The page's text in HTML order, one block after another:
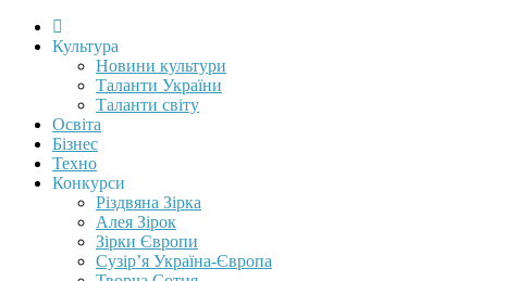
Культура
Новини культури
Таланти України
Таланти світу
Освіта
Бізнес
Техно
Конкурси
Різдвяна Зірка
Алея Зірок
Зірки Європи
Сузір’я Україна-Європа